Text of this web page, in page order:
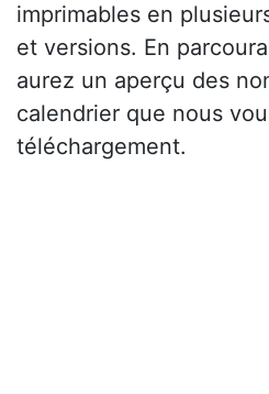
imprimables en
et versions. En
aurez un aperçu des
calendrier que nous
téléchargement.